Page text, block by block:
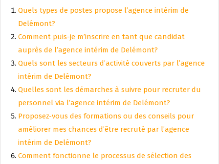
Quels types de postes propose l’agence intérim de
Delémont?
Comment puis-je m’inscrire en tant que candidat
auprès de l’agence intérim de Delémont?
Quels sont les secteurs d’activité couverts par l’agence
intérim de Delémont?
Quelles sont les démarches à suivre pour recruter du
personnel via l’agence intérim de Delémont?
Proposez-vous des formations ou des conseils pour
améliorer mes chances d’être recruté par l’agence
intérim de Delémont?
Comment fonctionne le processus de sélection des